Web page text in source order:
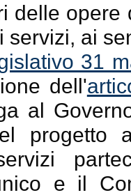
delle
servizi, ai
31
dell'
al
e il